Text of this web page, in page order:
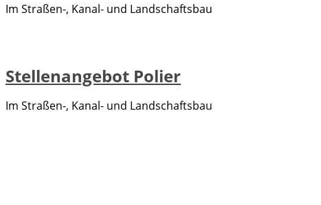
Im Straßen-, Kanal- und Landschaftsbau
Stellenangebot Polier
Im Straßen-, Kanal- und Landschaftsbau